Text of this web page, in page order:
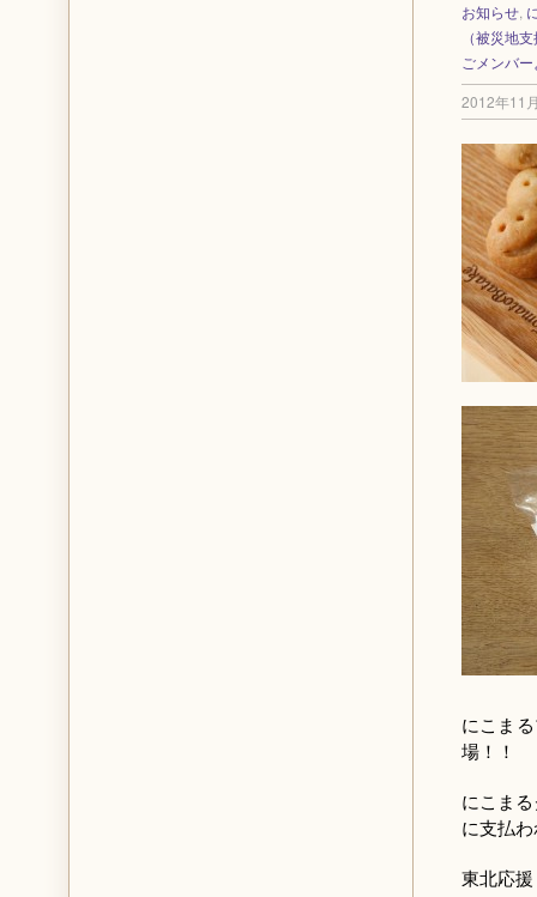
お知らせ,
（被災地
ごメンバ
2012年11
にこま
場！！
にこま
に支払
東北応